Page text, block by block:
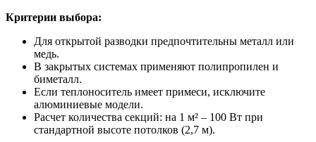
Критерии выбора:
Для открытой разводки предпочтительны металл или
медь.
В закрытых системах применяют полипропилен и
биметалл.
Если теплоноситель имеет примеси, исключите
алюминиевые модели.
Расчет количества секций: на 1 м² – 100 Вт при
стандартной высоте потолков (2,7 м).